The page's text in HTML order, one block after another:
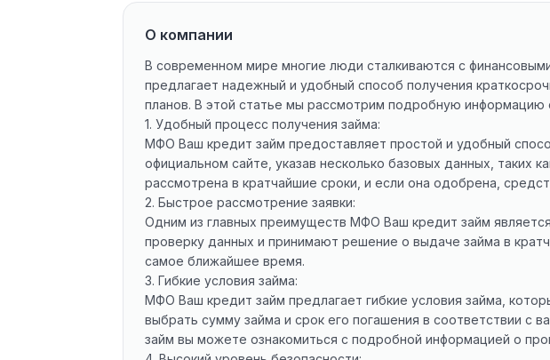
О компании
В современном мире многие люди сталкиваются с
предлагает надежный и удобный способ получения
планов. В этой статье мы рассмотрим подробную
1. Удобный процесс получения займа:
МФО Ваш кредит займ предоставляет простой и удобный
официальном сайте, указав несколько базовых данных,
рассмотрена в кратчайшие сроки, и если она одобрена,
2. Быстрое рассмотрение заявки:
Одним из главных преимуществ МФО Ваш кредит займ
проверку данных и принимают решение о выдаче займа в
самое ближайшее время.
3. Гибкие условия займа:
МФО Ваш кредит займ предлагает гибкие условия займа,
выбрать сумму займа и срок его погашения в соответствии
займ вы можете ознакомиться с подробной информацией о